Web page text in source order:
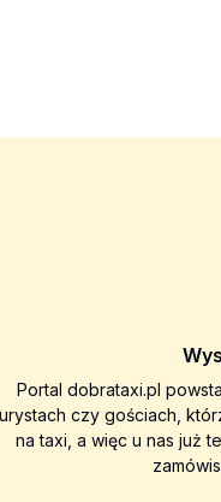
Portal dobrataxi.pl
czy gościach,
na taxi, a więc u nas już